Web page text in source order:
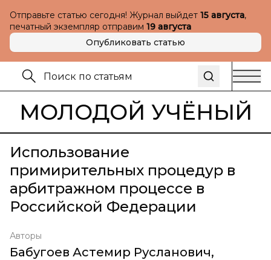
Отправьте статью сегодня! Журнал выйдет 15 августа,
печатный экземпляр отправим 19 августа
Опубликовать статью
МОЛОДОЙ УЧЁНЫЙ
Использование
примирительных процедур в
арбитражном процессе в
Российской Федерации
Авторы
Бабугоев Астемир Русланович,